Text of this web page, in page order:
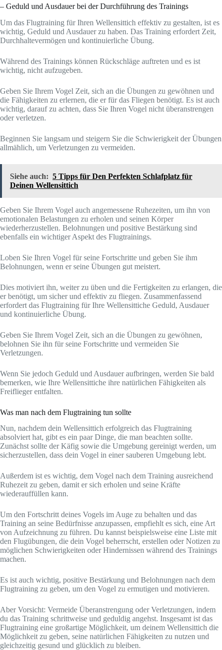
– Geduld und Ausdauer bei der Durchführung des Trainings
Um das Flugtraining für Ihren Wellensittich effektiv zu gestalten, ist es
wichtig, Geduld und Ausdauer zu haben. Das Training erfordert Zeit,
Durchhaltevermögen und kontinuierliche Übung.
Während des Trainings können Rückschläge auftreten und es ist
wichtig, nicht aufzugeben.
Geben Sie Ihrem Vogel Zeit, sich an die Übungen zu gewöhnen und
die Fähigkeiten zu erlernen, die er für das Fliegen benötigt. Es ist auch
wichtig, darauf zu achten, dass Sie Ihren Vogel nicht überanstrengen
oder verletzen.
Beginnen Sie langsam und steigern Sie die Schwierigkeit der Übungen
allmählich, um Verletzungen zu vermeiden.
Siehe auch: 5 Tipps für Den Perfekten Schlafplatz für
Deinen Wellensittich
Geben Sie Ihrem Vogel auch angemessene Ruhezeiten, um ihn von
emotionalen Belastungen zu erholen und seinen Körper
wiederherzustellen. Belohnungen und positive Bestärkung sind
ebenfalls ein wichtiger Aspekt des Flugtrainings.
Loben Sie Ihren Vogel für seine Fortschritte und geben Sie ihm
Belohnungen, wenn er seine Übungen gut meistert.
Dies motiviert ihn, weiter zu üben und die Fertigkeiten zu erlangen, die
er benötigt, um sicher und effektiv zu fliegen. Zusammenfassend
erfordert das Flugtraining für Ihre Wellensittiche Geduld, Ausdauer
und kontinuierliche Übung.
Geben Sie Ihrem Vogel Zeit, sich an die Übungen zu gewöhnen,
belohnen Sie ihn für seine Fortschritte und vermeiden Sie
Verletzungen.
Wenn Sie jedoch Geduld und Ausdauer aufbringen, werden Sie bald
bemerken, wie Ihre Wellensittiche ihre natürlichen Fähigkeiten als
Freiflieger entfalten.
Was man nach dem Flugtraining tun sollte
Nun, nachdem dein Wellensittich erfolgreich das Flugtraining
absolviert hat, gibt es ein paar Dinge, die man beachten sollte.
Zunächst sollte der Käfig sowie die Umgebung gereinigt werden, um
sicherzustellen, dass dein Vogel in einer sauberen Umgebung lebt.
Außerdem ist es wichtig, dem Vogel nach dem Training ausreichend
Ruhezeit zu geben, damit er sich erholen und seine Kräfte
wiederauffüllen kann.
Um den Fortschritt deines Vogels im Auge zu behalten und das
Training an seine Bedürfnisse anzupassen, empfiehlt es sich, eine Art
von Aufzeichnung zu führen. Du kannst beispielsweise eine Liste mit
den Flugübungen, die dein Vogel beherrscht, erstellen oder Notizen zu
möglichen Schwierigkeiten oder Hindernissen während des Trainings
machen.
Es ist auch wichtig, positive Bestärkung und Belohnungen nach dem
Flugtraining zu geben, um den Vogel zu ermutigen und motivieren.
Aber Vorsicht: Vermeide Überanstrengung oder Verletzungen, indem
du das Training schrittweise und geduldig angehst. Insgesamt ist das
Flugtraining eine großartige Möglichkeit, um deinem Wellensittich die
Möglichkeit zu geben, seine natürlichen Fähigkeiten zu nutzen und
gleichzeitig gesund und glücklich zu bleiben.